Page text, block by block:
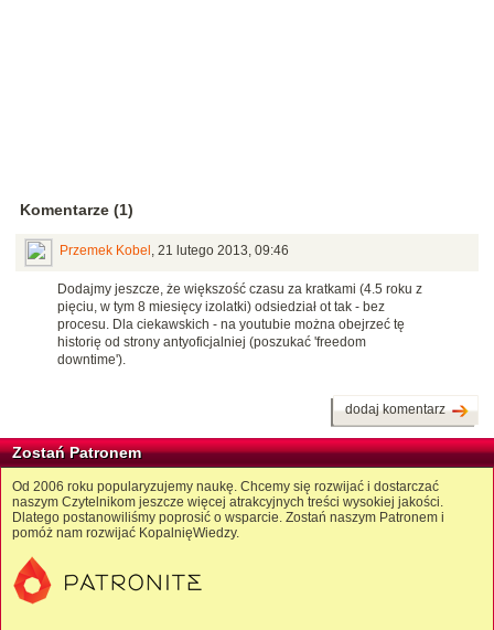
Komentarze (1)
Przemek Kobel , 21 lutego 2013, 09:46
Dodajmy jeszcze, że większość czasu za kratkami (4.5 roku z
pięciu, w tym 8 miesięcy izolatki) odsiedział ot tak - bez
procesu. Dla ciekawskich - na youtubie można obejrzeć tę
historię od strony antyoficjalniej (poszukać 'freedom
downtime').
dodaj komentarz
Zostań Patronem
Od 2006 roku popularyzujemy naukę. Chcemy się rozwijać i dostarczać
naszym Czytelnikom jeszcze więcej atrakcyjnych treści wysokiej jakości.
Dlatego postanowiliśmy poprosić o wsparcie. Zostań naszym Patronem i
pomóż nam rozwijać KopalnięWiedzy.